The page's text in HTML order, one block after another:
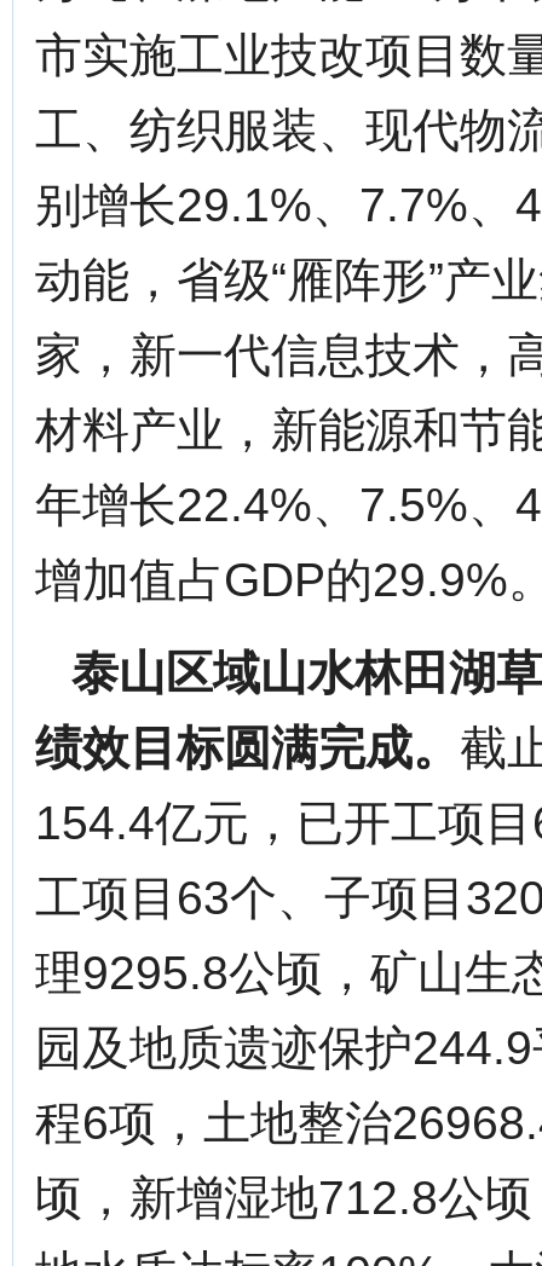
市实施工业技改项目数
工、纺织服装、现代物
别增长29.1%、7.7%、
动能，省级“雁阵形”产
家，新一代信息技术，
材料产业，新能源和节
年增长22.4%、7.5%、
增加值占GDP的29.9%
泰山区域山水林田湖
绩效目标圆满完成。 截
154.4亿元，已开工项
工项目63个、子项目
理9295.8公顷，矿山生
园及地质遗迹保护
程6项，土地整治
顷，新增湿地712.8公